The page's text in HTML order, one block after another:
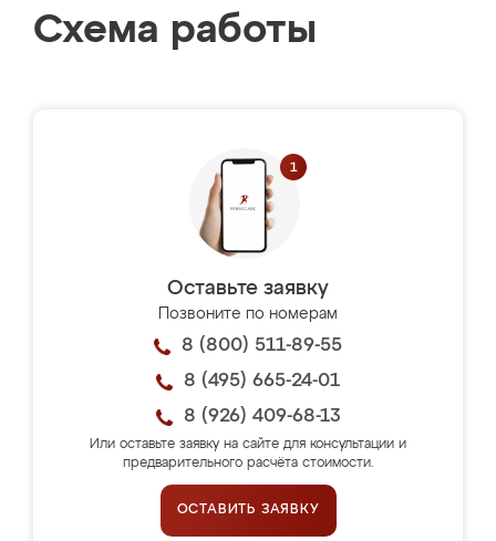
Схема работы
Оставьте заявку
Позвоните по номерам
8 (800) 511-89-55
8 (495) 665-24-01
8 (926) 409-68-13
Или оставьте заявку на сайте для консультации и
предварительного расчёта стоимости.
ОСТАВИТЬ ЗАЯВКУ